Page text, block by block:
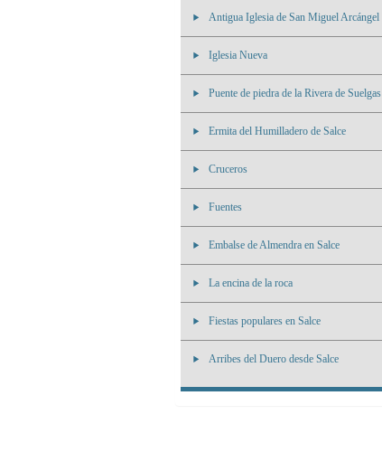
Antigua Iglesia de San Miguel Arcángel
Iglesia Nueva
Puente de piedra de la Rivera de Suelgas
Ermita del Humilladero de Salce
Cruceros
Fuentes
Embalse de Almendra en Salce
La encina de la roca
Fiestas populares en Salce
Arribes del Duero desde Salce